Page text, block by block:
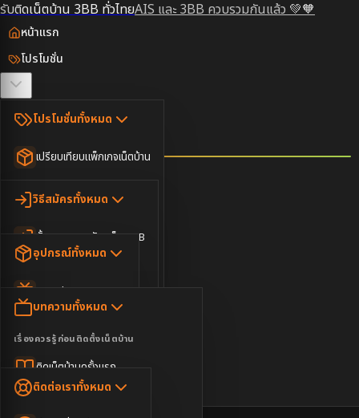
รับติดเน็ตบ้าน 3BB ทั่วไทยAIS และ 3BB ควบรวมกันแล้ว 💚🧡
หน้าแรก
โปรโมชั่น
โปรโมชั่นทั้งหมด
เปรียบเทียบแพ็กเกจเน็ตบ้าน
เน็ตบ้าน Super Fast
เน็ตบ้าน 2Gbps
เน็ตบ้านพร้อมกล่องทีวี
เน็ตบ้าน + Netflix
ตรวจสอบพื้นที่
วิธีสมัครทั้งหมด
ขั้นตอนการสมัครเน็ต 3BB
อุปกรณ์
อุปกรณ์ทั้งหมด
AIS Play Box
Dongle เน็ตสำรอง
บทความ
บทความทั้งหมด
เรื่องควรรู้ก่อนติดตั้งเน็ตบ้าน
ติดเน็ตบ้านครั้งแรก
ข่าวสาร
ติดต่อเราทั้งหมด
🇹🇭🇬🇧